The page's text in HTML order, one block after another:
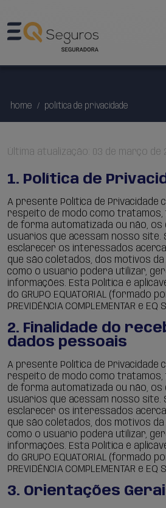
home / política de privacidade
Última atualização: 03 de março de
1. Política de
A presente Política de Privacidade
respeito de modo como tratamos,
de forma automatizada ou não, os
usuários que acessam nosso site.
esclarecer os interessados
que são coletados, dos motivos
como o usuário poderá utilizar,
informações. Esta Política é
do GRUPO EQUATORIAL (formado
PREVIDÊNCIA COMPLEMENTAR e EQ
2. Finalidade do
dados pessoais
A presente Política de Privacidade
respeito de modo como tratamos,
de forma automatizada ou não, os
usuários que acessam nosso site.
esclarecer os interessados
que são coletados, dos motivos
como o usuário poderá utilizar,
informações. Esta Política é
do GRUPO EQUATORIAL (formado
PREVIDÊNCIA COMPLEMENTAR e EQ
3. Orientações